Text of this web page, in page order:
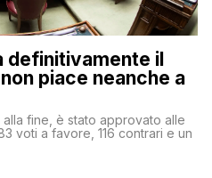
definitivamente il
piace neanche a
fine, è stato approvato alle
voti a favore, 116 contrari e un